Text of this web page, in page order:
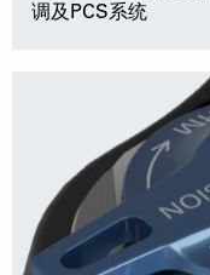
调及PCS系统